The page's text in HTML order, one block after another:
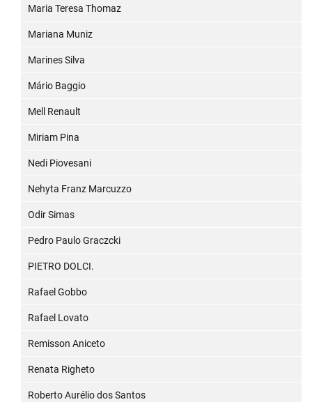
Maria Teresa Thomaz
Mariana Muniz
Marines Silva
Mário Baggio
Mell Renault
Miriam Pina
Nedi Piovesani
Nehyta Franz Marcuzzo
Odir Simas
Pedro Paulo Graczcki
PIETRO DOLCI.
Rafael Gobbo
Rafael Lovato
Remisson Aniceto
Renata Righeto
Roberto Aurélio dos Santos